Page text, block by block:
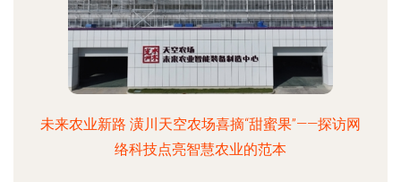
未来农业新路 潢川天空农场喜摘“甜蜜果”——探访网
络科技点亮智慧农业的范本